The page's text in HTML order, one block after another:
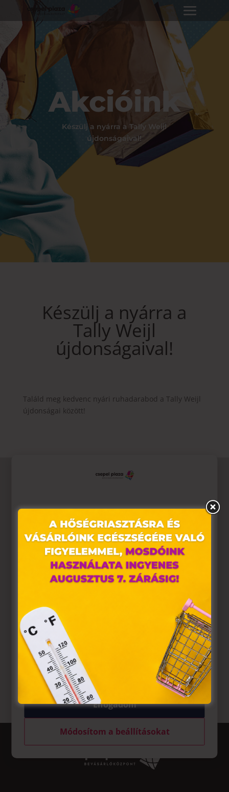
Akcióink
Készülj a nyárra a Tally Weijl
újdonságaival!
Készülj a nyárra a
Tally Weijl
újdonságaival!
Találd meg kedvenc nyári ruhadarabod a Tally Weijl
újdonságai között!
Weboldalunkon „cookie"-kat (továbbiakban „süti")
alkalmazunk. Ezek olyan fájlok, melyek információt tárolnak
webes böngészőjében. Ehhez az Ön hozzájárulása
szükséges.
A „sütiket" az elektronikus hírközlésről szóló 2003. évi C.
törvény, az elektronikus kereskedelmi szolgáltatások, az
információs társadalommal összefüggő szolgáltatások
egyes kérdéseiről szóló 2001. évi CVIII. törvény, valamint az
Európai Unió előírásainak megfelelően használjuk. Azon
weblapoknak, melyek az Európai Unió országain belül
működnek, a „sütik" használatához, és ezeknek a
felhasználó számítógépén vagy egyéb eszközén történő
tárolásához a felhasználók hozzájárulását kell kérniük.
Elfogadom
Módosítom a beállításokat